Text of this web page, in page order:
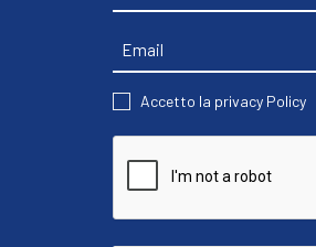
Email
CONSENT
Accetto la privacy Policy